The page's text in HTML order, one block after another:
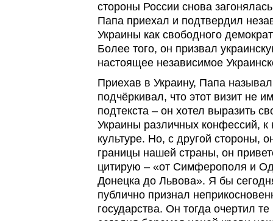
стороны России снова
Папа приехал и подтвердил
Украины как свободного
Более того, он призвал
настоящее независимое
Приехав в Украину, Папа
подчёркивал, что этот визит не
подтекста – он хотел выразить
Украины различных конфессий,
культуре. Но, с другой стороны,
границы нашей страны, он
цитирую – «от Симферополя и
Донецка до Львова». Я бы
публично признал
государства. Он тогда очертил